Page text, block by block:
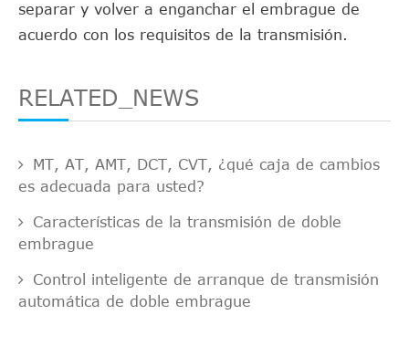
separar y volver a enganchar el embrague de
acuerdo con los requisitos de la transmisión.
RELATED_NEWS
MT, AT, AMT, DCT, CVT, ¿qué caja de cambios
es adecuada para usted?
Características de la transmisión de doble
embrague
Control inteligente de arranque de transmisión
automática de doble embrague